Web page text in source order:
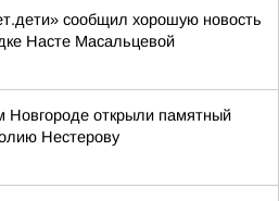
сообщил хорошую новость
Насте Масальцевой
Новгороде открыли памятный
Нестерову